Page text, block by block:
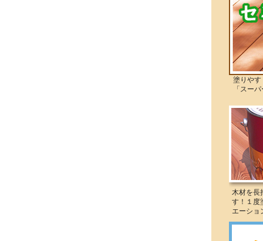
塗りやす
「スーパ
木材を長
す！１度
エーショ